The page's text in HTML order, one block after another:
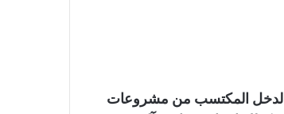
إعفاءات ضريبية تتراوح بين ٣٣٪ و٥٥٪ على الدخل المكتسب من مشروعات